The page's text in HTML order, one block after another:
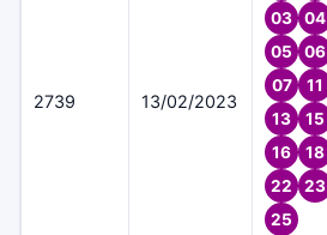
2739 13/02/2023
03
04
05
06
07
11
13
15
16
18
22
23
25